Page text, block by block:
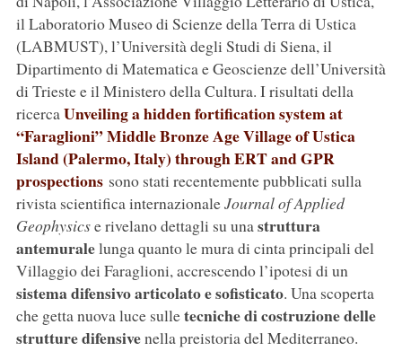
il Laboratorio Museo di Scienze della Terra di Ustica
(LABMUST), l’Università degli Studi di Siena, il
Dipartimento di Matematica e Geoscienze dell’Università
di Trieste e il Ministero della Cultura. I risultati della
ricercaUnveiling a hidden fortification system at
“Faraglioni” Middle Bronze Age Village of Ustica
Island (Palermo, Italy) through ERT and GPR
prospectionssono stati recentemente pubblicati sulla
rivista scientifica internazionaleJournal of Applied
Geophysicse rivelano dettagli su unastruttura
antemuralelunga quanto le mura di cinta principali del
Villaggio dei Faraglioni, accrescendo l’ipotesi di un
sistema difensivo articolato e sofisticato. Una scoperta
che getta nuova luce sulletecniche di costruzione delle
strutture difensivenella preistoria del Mediterraneo.